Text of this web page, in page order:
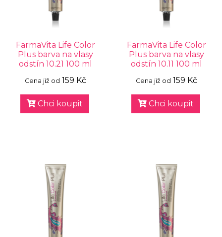
FarmaVita Life Color
Plus barva na vlasy
odstín 10.21 100 ml
Cena již od 159 Kč
Chci koupit
FarmaVita Life Color
Plus barva na vlasy
odstín 10.11 100 ml
Cena již od 159 Kč
Chci koupit